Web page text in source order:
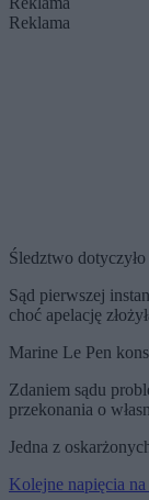
Reklama
Śledztwo
Sąd pierwszej
choć apelację
Marine Le Pen
Zdaniem sądu
przekonania o
Jedna z
Kolejne napięcia